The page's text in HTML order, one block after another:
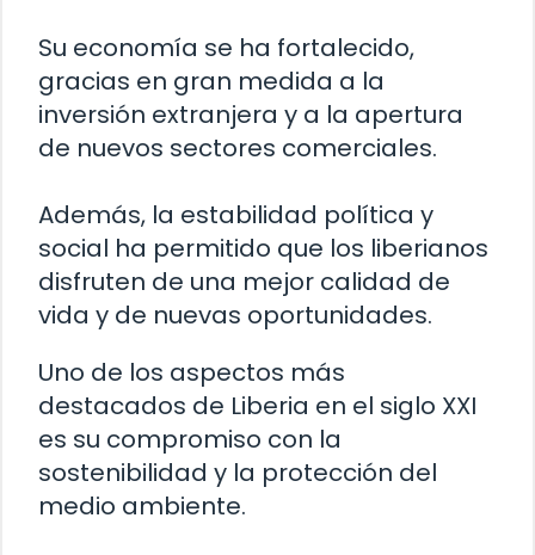
Su economía se ha fortalecido,
gracias en gran medida a la
inversión extranjera y a la apertura
de nuevos sectores comerciales.
Además, la estabilidad política y
social ha permitido que los liberianos
disfruten de una mejor calidad de
vida y de nuevas oportunidades.
Uno de los aspectos más
destacados de Liberia en el siglo XXI
es su compromiso con la
sostenibilidad y la protección del
medio ambiente.